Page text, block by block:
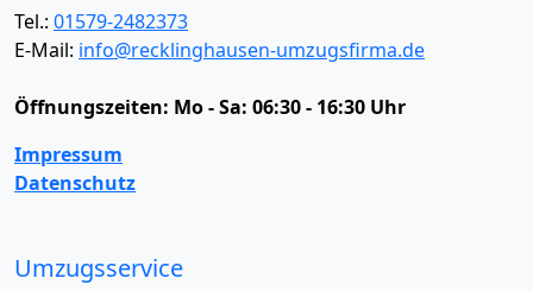
Tel.: 01579-2482373
E-Mail: info@recklinghausen-umzugsfirma.de
Öffnungszeiten: Mo - Sa: 06:30 - 16:30 Uhr
Impressum
Datenschutz
Umzugsservice